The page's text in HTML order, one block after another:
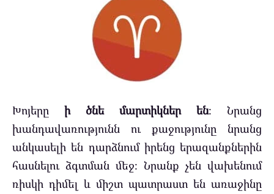
Խոյերը ի ծնե մարտիկներ են։ Նրանց
խանդավառությունն ու քաջությունը նրանց
անկասելի են դարձնում իրենց երազանքներին
հասնելու ձգտման մեջ։ Նրանք չեն վախենում
ռիսկի դիմել և միշտ պատրաստ են առաջինը